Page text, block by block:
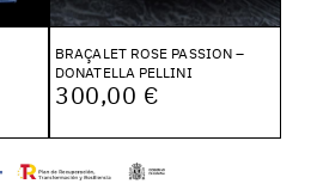
BRAÇALET ROSE PASSION –
DONATELLA PELLINI
300,00 €